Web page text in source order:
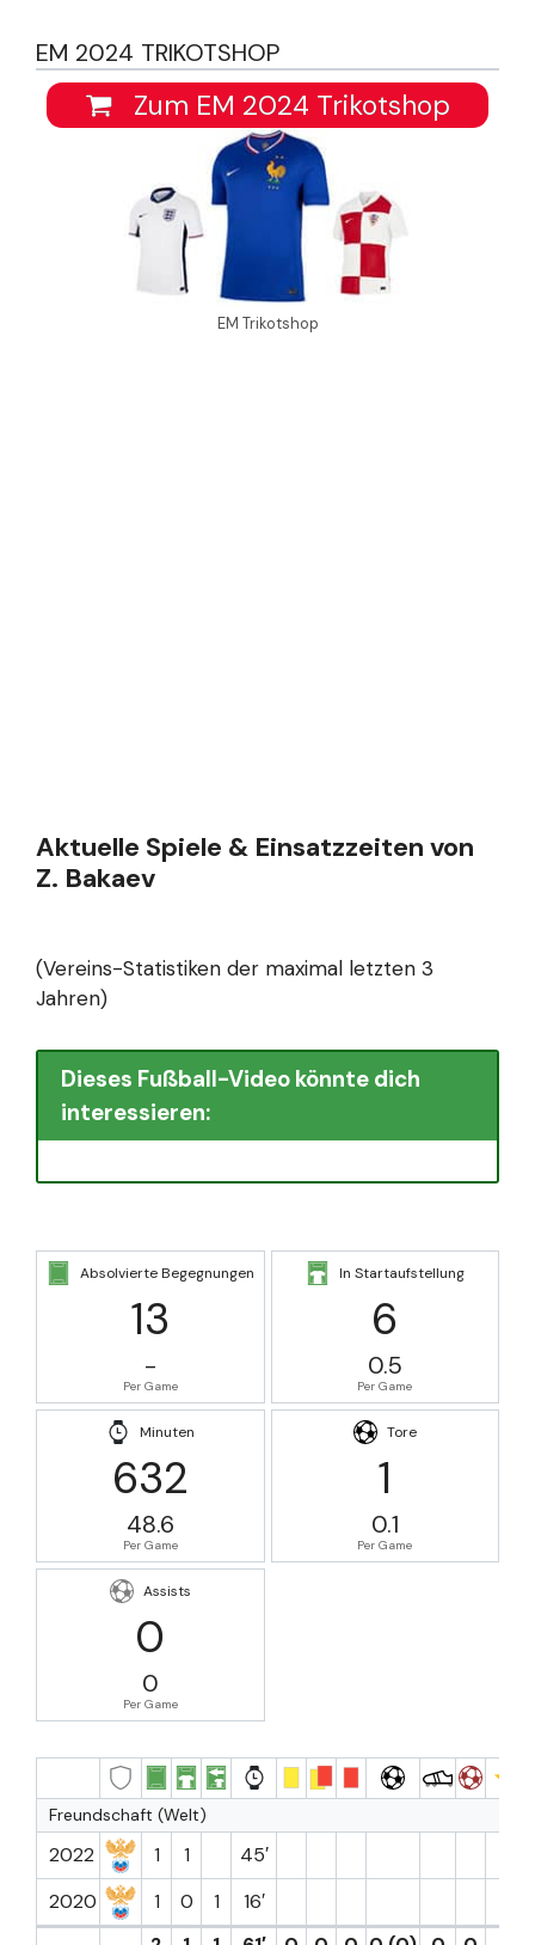
EM 2024 TRIKOTSHOP
Zum EM 2024 Trikotshop
EM Trikotshop
Aktuelle Spiele & Einsatzzeiten von
Z. Bakaev
(Vereins-Statistiken der maximal letzten 3
Jahren)
Dieses Fußball-Video könnte dich
interessieren:
Absolvierte Begegnungen
13
-
Per Game
In Startaufstellung
6
0.5
Per Game
Minuten
632
48.6
Per Game
Tore
1
0.1
Per Game
Assists
0
0
Per Game
Freundschaft (Welt)
2022 1 1
45′
2020
1 0 1
16′